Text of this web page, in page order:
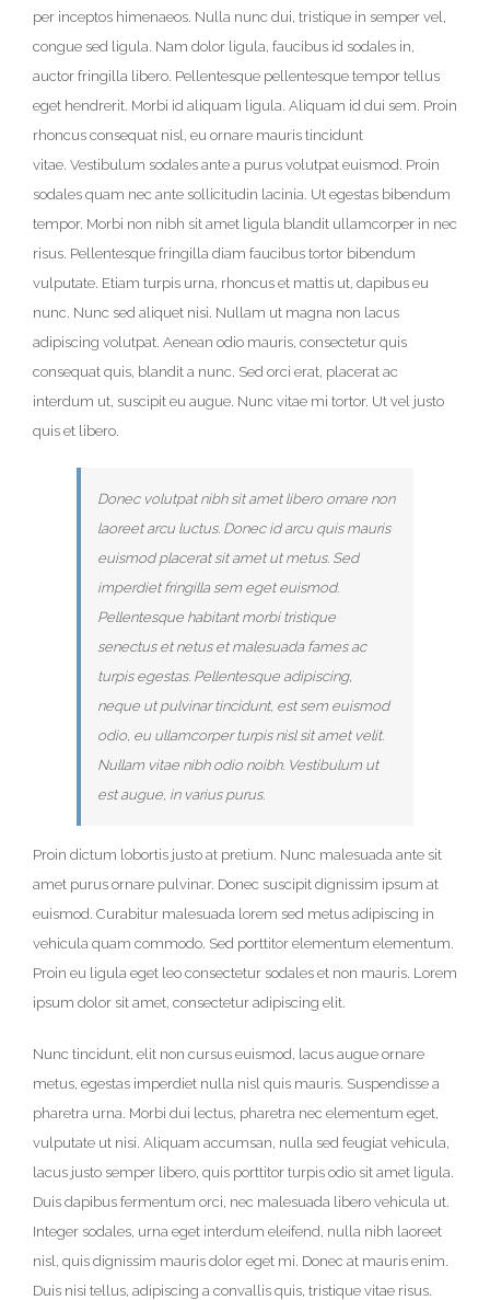
per inceptos himenaeos. Nulla nunc dui, tristique in semper vel,
congue sed ligula. Nam dolor ligula, faucibus id sodales in,
auctor fringilla libero. Pellentesque pellentesque tempor tellus
eget hendrerit. Morbi id aliquam ligula. Aliquam id dui sem. Proin
rhoncus consequat nisl, eu ornare mauris tincidunt
vitae. Vestibulum sodales ante a purus volutpat euismod. Proin
sodales quam nec ante sollicitudin lacinia. Ut egestas bibendum
tempor. Morbi non nibh sit amet ligula blandit ullamcorper in nec
risus. Pellentesque fringilla diam faucibus tortor bibendum
vulputate. Etiam turpis urna, rhoncus et mattis ut, dapibus eu
nunc. Nunc sed aliquet nisi. Nullam ut magna non lacus
adipiscing volutpat. Aenean odio mauris, consectetur quis
consequat quis, blandit a nunc. Sed orci erat, placerat ac
interdum ut, suscipit eu augue. Nunc vitae mi tortor. Ut vel justo
quis et libero.
Donec volutpat nibh sit amet libero ornare non
laoreet arcu luctus. Donec id arcu quis mauris
euismod placerat sit amet ut metus. Sed
imperdiet fringilla sem eget euismod.
Pellentesque habitant morbi tristique
senectus et netus et malesuada fames ac
turpis egestas. Pellentesque adipiscing,
neque ut pulvinar tincidunt, est sem euismod
odio, eu ullamcorper turpis nisl sit amet velit.
Nullam vitae nibh odio noibh. Vestibulum ut
est augue, in varius purus.
Proin dictum lobortis justo at pretium. Nunc malesuada ante sit
amet purus ornare pulvinar. Donec suscipit dignissim ipsum at
euismod. Curabitur malesuada lorem sed metus adipiscing in
vehicula quam commodo. Sed porttitor elementum elementum.
Proin eu ligula eget leo consectetur sodales et non mauris. Lorem
ipsum dolor sit amet, consectetur adipiscing elit.
Nunc tincidunt, elit non cursus euismod, lacus augue ornare
metus, egestas imperdiet nulla nisl quis mauris. Suspendisse a
pharetra urna. Morbi dui lectus, pharetra nec elementum eget,
vulputate ut nisi. Aliquam accumsan, nulla sed feugiat vehicula,
lacus justo semper libero, quis porttitor turpis odio sit amet ligula.
Duis dapibus fermentum orci, nec malesuada libero vehicula ut.
Integer sodales, urna eget interdum eleifend, nulla nibh laoreet
nisl, quis dignissim mauris dolor eget mi. Donec at mauris enim.
Duis nisi tellus, adipiscing a convallis quis, tristique vitae risus.